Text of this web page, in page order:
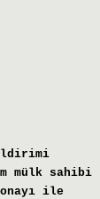
mülk sahibi
ile